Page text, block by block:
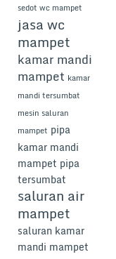
sedot wc mampet
jasa wc
mampet
kamar mandi
mampet kamar
mandi tersumbat
mesin saluran
mampet pipa
kamar mandi
mampet pipa
tersumbat
saluran air
mampet
saluran kamar
mandi mampet